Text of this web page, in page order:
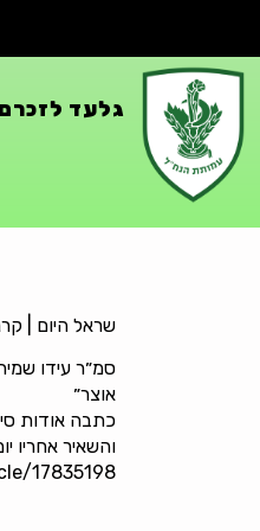
גלעד לזכרם
שראל היום |
סמ״ר עידו
אוצר״
כתבה אודות
והשאיר אחריו
17835198